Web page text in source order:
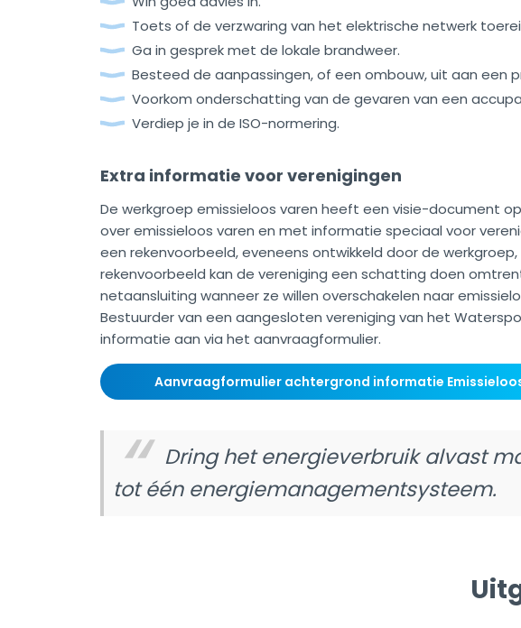
Toets of de verzwaring van het elektrische netwerk
Ga in gesprek met de lokale brandweer.
Besteed de aanpassingen, of een ombouw, uit aan een
Voorkom onderschatting van de gevaren van een
Verdiep je in de ISO-normering.
Extra informatie voor verenigingen
De werkgroep emissieloos varen heeft een visie-document
over emissieloos varen en met informatie speciaal voor
een rekenvoorbeeld, eveneens ontwikkeld door de
rekenvoorbeeld kan de vereniging een schatting doen
netaansluiting wanneer ze willen overschakelen naar
Bestuurder van een aangesloten vereniging van het
informatie aan via het aanvraagformulier.
Aanvraagformulier achtergrond informatie
Dring het energieverbruik alvast
tot één energiemanagementsysteem.